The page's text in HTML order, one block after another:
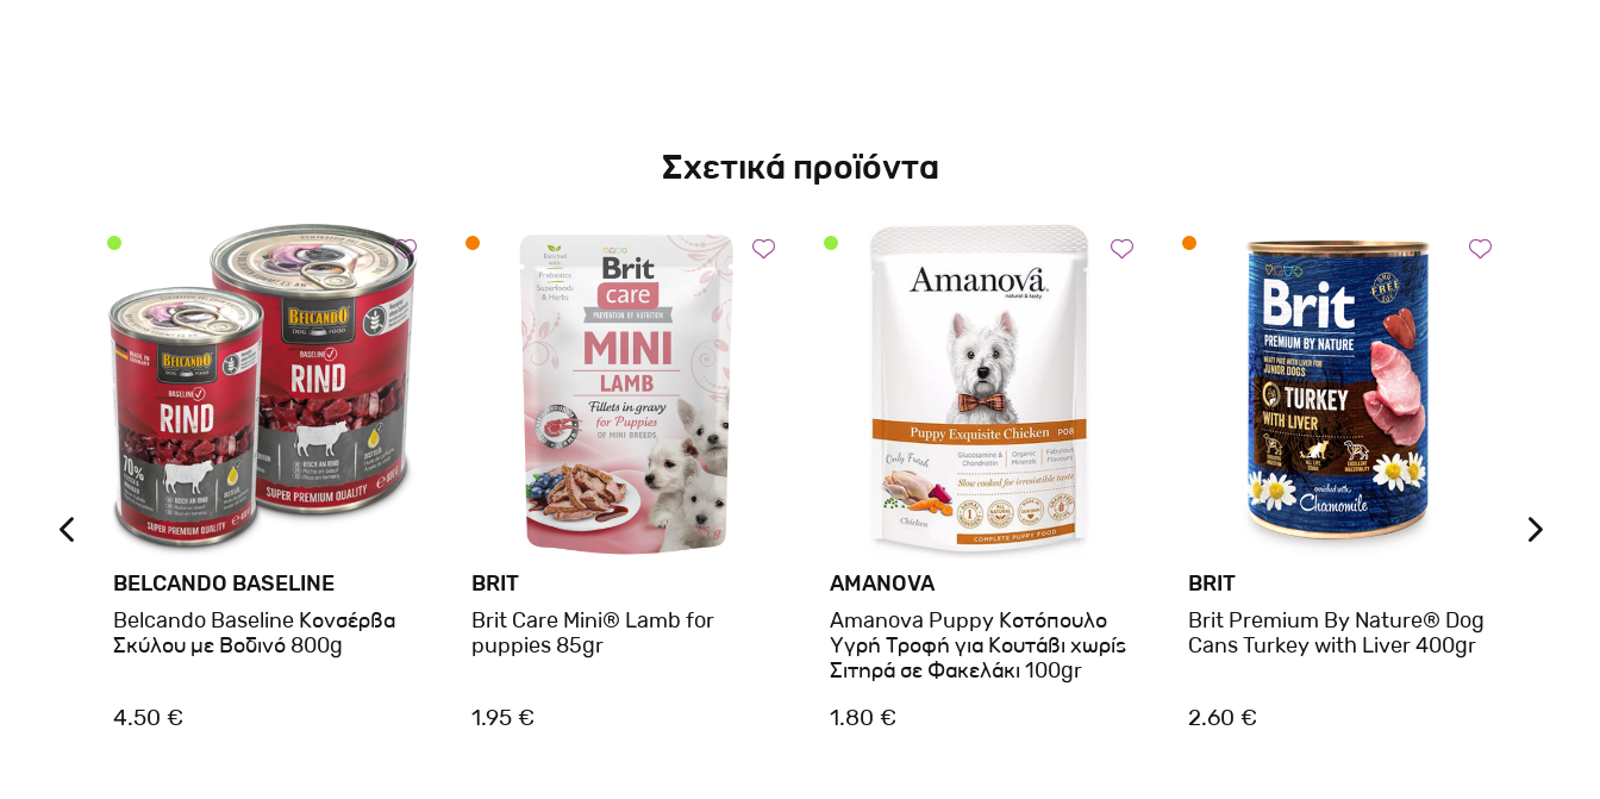
Σχετικά προϊόντα
BELCANDO BASELINE
Belcando Baseline Κονσέρβα
Σκύλου με Βοδινό 800g
4.50 €
BRIT
Brit Care Mini® Lamb for
puppies 85gr
1.95 €
AMANOVA
Amanova Puppy Κοτόπουλο
Υγρή Τροφή για Κουτάβι χωρίς
Σιτηρά σε Φακελάκι 100gr
1.80 €
BRIT
Brit Premium By Nature® Dog
Cans Turkey with Liver 400gr
2.60 €